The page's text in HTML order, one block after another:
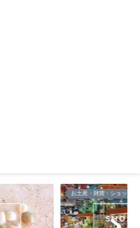
お土産・雑貨・ショッピン